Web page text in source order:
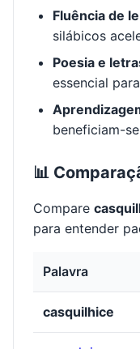
Fluência de
silábicos
Poesia e
essencial
beneficiam-
📊
Compare
para entender
Palavra
casquilhice